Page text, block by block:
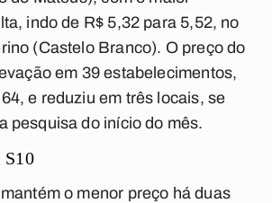
indo de R$ 5,32 para 5,52, no
(Castelo Branco). O preço do
em 39 estabelecimentos,
e reduziu em três locais, se
pesquisa do início do mês.
S10
o menor preço há duas